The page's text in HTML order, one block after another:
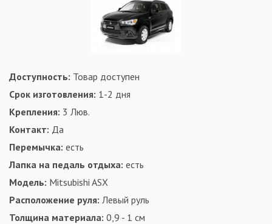
Доступность: Товар доступен
Срок изготовления: 1-2 дня
Крепления: 3 Люв.
Контакт: Да
Перемычка: есть
Лапка на педаль отдыха: есть
Модель: Mitsubishi ASX
Расположение руля: Левый руль
Толщина материала: 0,9 - 1 см